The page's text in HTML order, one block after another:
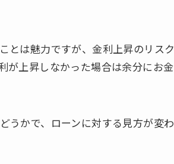
とは魅力ですが、金利上昇のリスク
が上昇しなかった場合は余分にお金
うかで、ローンに対する見方が変わ